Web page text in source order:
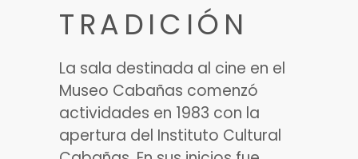
TRADICIÓN
La sala destinada al cine en el
Museo Cabañas comenzó
actividades en 1983 con la
apertura del Instituto Cultural